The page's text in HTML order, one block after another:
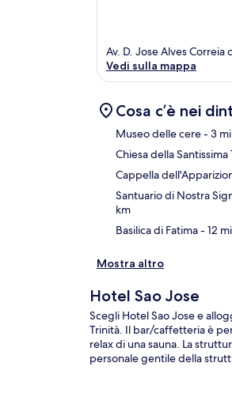
Av. D. Jose Alves
Vedi sulla mappa
Cosa c’è nei
Museo delle cere- 3
Chiesa della Santissima
Cappella
Santuario di Nostra
km
Basilica di Fatima- 12
Mostra altro
Hotel Sao Jose
Scegli Hotel Sao Jose e
Trinità. Il bar/caffetteria è
relax di una sauna. La
personale gentile della